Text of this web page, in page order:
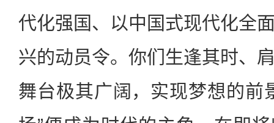
代化强国、以中国式现代化全
兴的动员令。你们生逢其时、
舞台极其广阔，实现梦想的前